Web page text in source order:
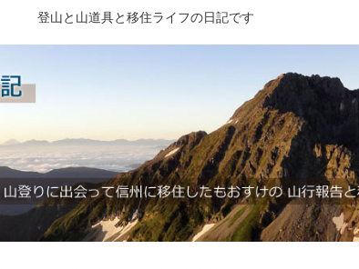
登山と山道具と移住ライフの日記です